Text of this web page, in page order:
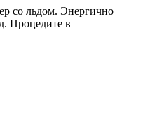
со льдом. Энергично
Процедите в